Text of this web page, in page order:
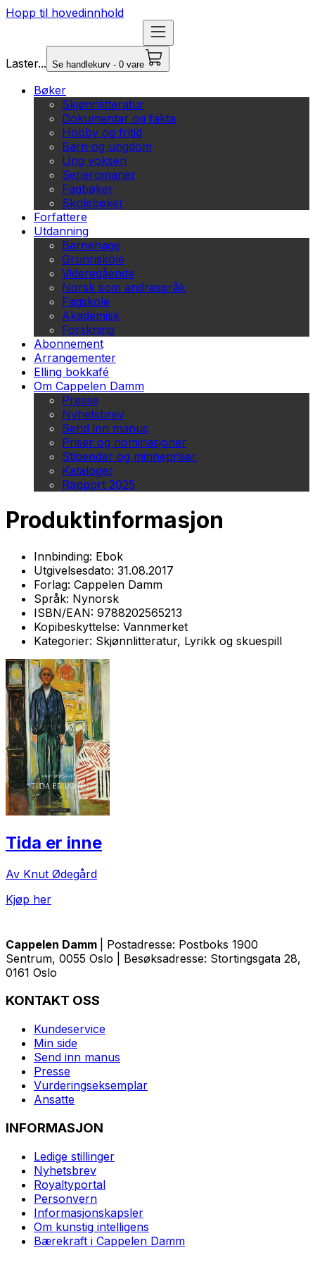
Hopp til hovedinnhold
Laster... Se handlekurv - 0 vare
Bøker
Skjønnlitteratur
Dokumentar og fakta
Hobby og fritid
Barn og ungdom
Ung voksen
Serieromaner
Fagbøker
Skolebøker
Forfattere
Utdanning
Barnehage
Grunnskole
Videregående
Norsk som andrespråk
Fagskole
Akademisk
Forskning
Abonnement
Arrangementer
Elling bokkafé
Om Cappelen Damm
Presse
Nyhetsbrev
Send inn manus
Priser og nominasjoner
Stipender og minnepriser
Kataloger
Rapport 2025
Produktinformasjon
Innbinding: Ebok
Utgivelsesdato: 31.08.2017
Forlag: Cappelen Damm
Språk: Nynorsk
ISBN/EAN: 9788202565213
Kopibeskyttelse: Vannmerket
Kategorier: Skjønnlitteratur, Lyrikk og skuespill
Tida er inne
Av Knut Ødegård
Kjøp her
Cappelen Damm
| Postadresse: Postboks 1900
Sentrum, 0055 Oslo | Besøksadresse: Stortingsgata 28,
0161 Oslo
KONTAKT OSS
Kundeservice
Min side
Send inn manus
Presse
Vurderingseksemplar
Ansatte
INFORMASJON
Ledige stillinger
Nyhetsbrev
Royaltyportal
Personvern
Informasjonskapsler
Om kunstig intelligens
Bærekraft i Cappelen Damm